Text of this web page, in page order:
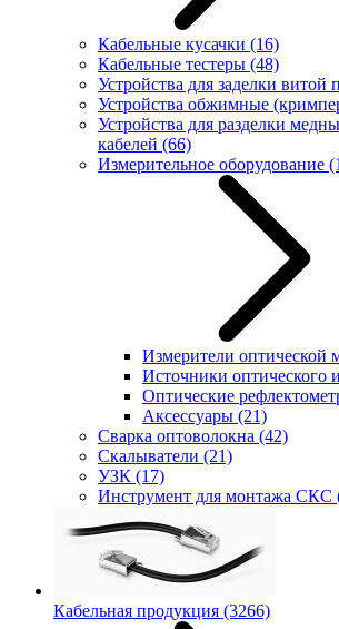
Кабельные кусачки (16)
Кабельные тестеры (48)
Устройства для заделки витой
Устройства обжимные
Устройства для разделки
кабелей (66)
Измерительное оборудование
Измерители оптической
Источники оптического
Оптические
Аксессуары (21)
Сварка оптоволокна (42)
Скалыватели (21)
УЗК (17)
Инструмент для монтажа СКС
Кабельная продукция (3266)